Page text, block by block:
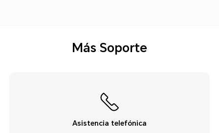
Más Soporte
Asistencia telefónica